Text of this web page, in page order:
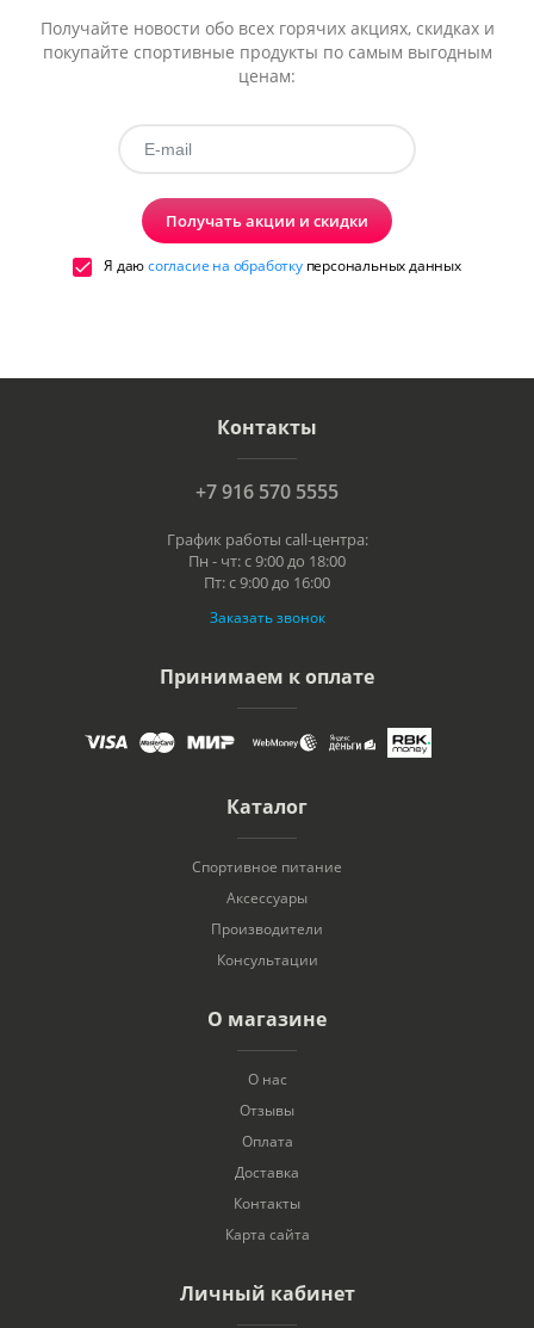
Получайте новости обо всех горячих акциях, скидках и
покупайте спортивные продукты по самым выгодным
ценам:
Получать акции и скидки
Я даюсогласие на обработкуперсональных данных
Контакты
+7 916 570 5555
График работы call-центра:
Пн - чт: с 9:00 до 18:00
Пт: с 9:00 до 16:00
Заказать звонок
Принимаем к оплате
Каталог
Спортивное питание
Аксессуары
Производители
Консультации
Личный кабинет
О магазине
О нас
Отзывы
Оплата
Доставка
Контакты
Карта сайта